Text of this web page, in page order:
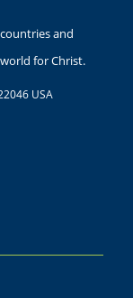
and
for Christ.
USA